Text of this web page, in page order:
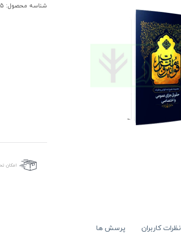
شناسه محصول:
امکان
نظرات کاربران پرسش ها